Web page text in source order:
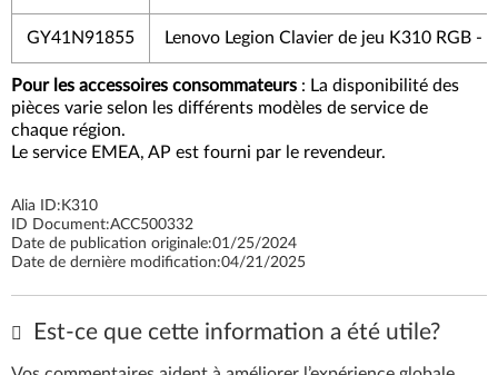
GY41N91855 Lenovo Legion Clavier de jeu K310 RGB -
Pour les accessoires consommateurs : La disponibilité des
pièces varie selon les différents modèles de service de
chaque région.
Le service EMEA, AP est fourni par le revendeur.
Alia ID: K310
ID Document:ACC500332
Date de publication originale:01/25/2024
Date de dernière modification:04/21/2025
Est-ce que cette information a été utile?